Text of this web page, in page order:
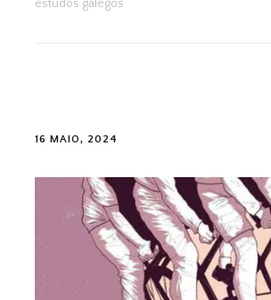
estudos galegos
16 MAIO, 2024